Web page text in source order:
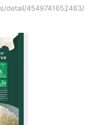
detail/4549741652483/